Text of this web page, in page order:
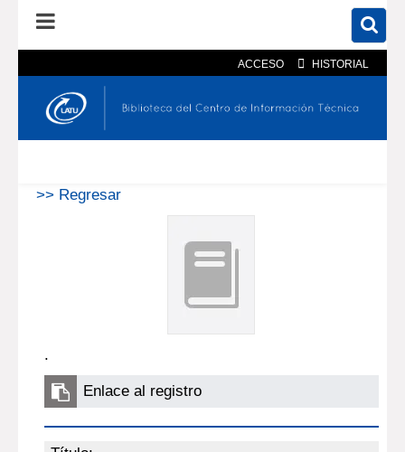
ACCESO HISTORIAL
En el catálogo En el sitio
>> Regresar
.
Enlace al registro